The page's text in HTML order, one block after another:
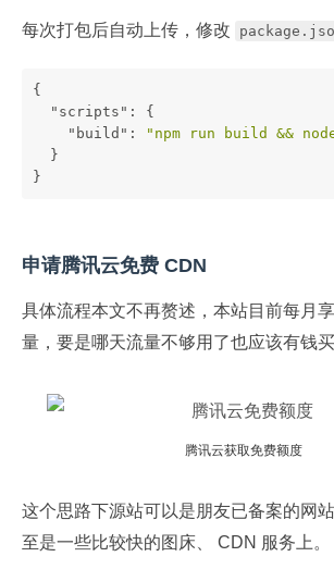
每次打包后自动上传，修改
{
"scripts" : {
"build" :
"npm run build &&
  }
}
申请腾讯云免费 CDN
具体流程本文不再赘述，本站目前每月
量，要是哪天流量不够用了也应该有钱
腾讯云获取免费额度
这个思路下源站可以是朋友已备案的网
至是一些比较快的图床、 CDN 服务上。